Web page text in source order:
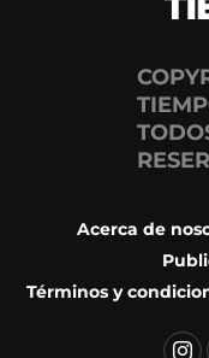
Acerca de
Términos y